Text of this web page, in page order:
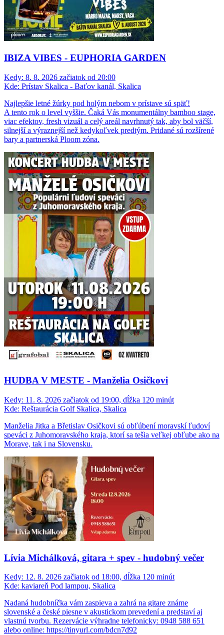
IBIZA VIBES - EUPHORIA GARDEN
Kedy: 8. 8. 2026 začiatok od 20:00
Kde: Prístav Skalica - Baťov kanál, Skalica
Najlepšie letné žúrky pod holým nebom v prístave sú späť!
A tento rok o level vyššie. Čaká Vás monumentálny bamboo stage,
viac efektov, fresh vizuál a celý areál navrhnutý tak, aby bol väčší,
silnejší a výraznejší než kedykoľvek predtým. Pridané sú rozšírené
bary a partnerská Ploom zóna.
HUDBA V MESTE - Manželia Osičkovi
Kedy: 11. 8. 2026 začiatok od 19:00, dĺžka 120 minút
Kde: Reštaurácia Golf Skalica, Skalica
Manželia Jitka a Břetislav Osičkovi sú obľúbení moravskí ľudoví
speváci z Juhomoravského kraja, ktorí sa tešia veľkej obľube ako na
Morave, tak i na Slovensku.
Lívia Michálková, gitara + spev - hudobný večer
Kedy: 12. 8. 2026 začiatok od 18:00, dĺžka 120 minút
Kde: kaviareň Pod lampou, Skalica
Nadaná hudobníčka vám zaspieva a zahrá na gitare známe
slovenské a české piesne v akustickom prevedení a predstaví aj
vlastnú tvorbu. Rezervácie výhradne telefonicky: 0948 588 651
alebo online: https://tinyurl.com/bdcn7d92